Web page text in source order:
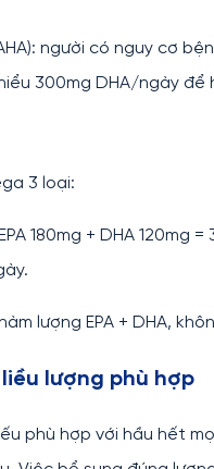
người có nguy cơ
300mg DHA/ngày
3 loại:
180mg + DHA 120mg
lượng EPA + DHA,
lượng phù hợp
phù hợp với hầu hết